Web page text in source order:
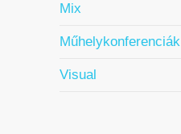
Mix
Műhelykonferenciák
Visual